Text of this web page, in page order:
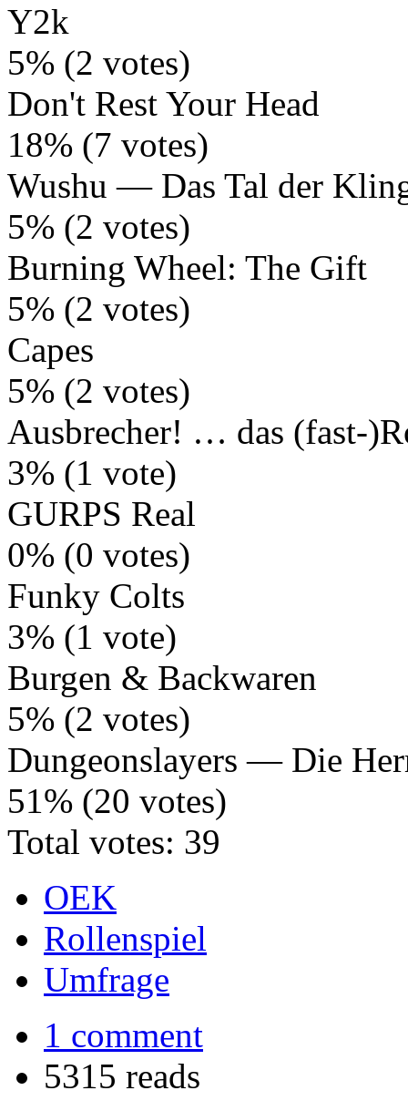
Y2k
5% (2 votes)
Don't Rest Your Head
18% (7 votes)
Wushu — Das Tal der
5% (2 votes)
Burning Wheel: The Gift
5% (2 votes)
Capes
5% (2 votes)
Ausbrecher! … das (fast-
3% (1 vote)
GURPS Real
0% (0 votes)
Funky Colts
3% (1 vote)
Burgen & Backwaren
5% (2 votes)
Dungeonslayers — Die
51% (20 votes)
Total votes: 39
OEK
Rollenspiel
Umfrage
1 comment
5315 reads